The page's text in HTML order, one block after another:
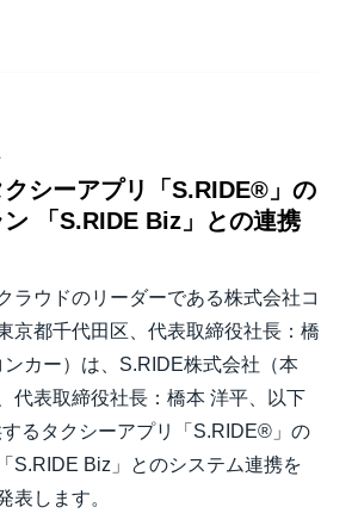
クシーアプリ「S.RIDE®」の
「S.RIDE Biz」との連携
ラウドのリーダーである株式会社コ
京都千代田区、代表取締役社長：橋
カー）は、S.RIDE株式会社（本
代表取締役社長：橋本 洋平、以下
るタクシーアプリ「S.RIDE®」の
S.RIDE Biz」とのシステム連携を
表します。